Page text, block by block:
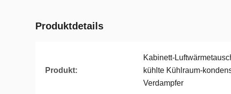
Produktdetails
Produkt:
Kabinett-
kühlte Kühlraum-
Verdampfer